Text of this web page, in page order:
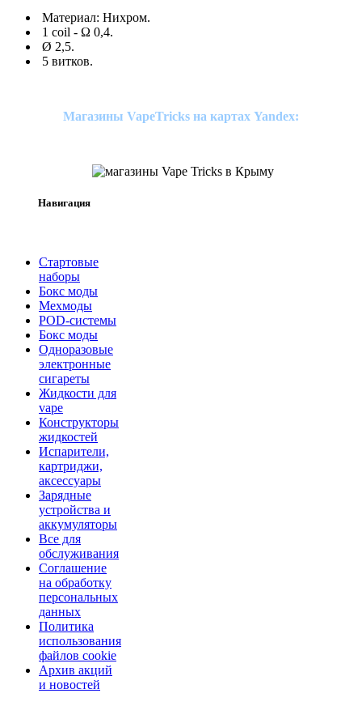
Материал: Нихром.
1 coil - Ω 0,4.
Ø 2,5.
5 витков.
Магазины VapeTricks на картах Yandex:
Навигация
Стартовые
наборы
Бокс моды
Мехмоды
POD-системы
Бокс моды
Одноразовые
электронные
сигареты
Жидкости для
vape
Конструкторы
жидкостей
Испарители,
картриджи,
аксессуары
Зарядные
устройства и
аккумуляторы
Все для
обслуживания
Соглашение
на обработку
персональных
данных
Политика
использования
файлов cookie
Архив акций
и новостей